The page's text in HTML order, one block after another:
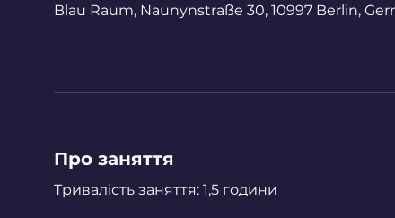
Blau Raum, Naunynstraße 30, 10997 Berlin,
Про заняття
Тривалість заняття: 1,5 години